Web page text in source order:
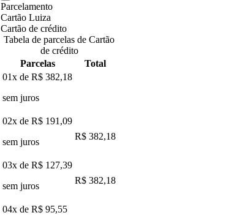
Parcelamento
Cartão Luiza
Cartão de crédito
Tabela de parcelas de Cartão
de crédito
Parcelas
Total
01x de R$ 382,18
sem juros
02x de R$ 191,09
sem juros
R$ 382,18
03x de R$ 127,39
sem juros
R$ 382,18
04x de R$ 95,55